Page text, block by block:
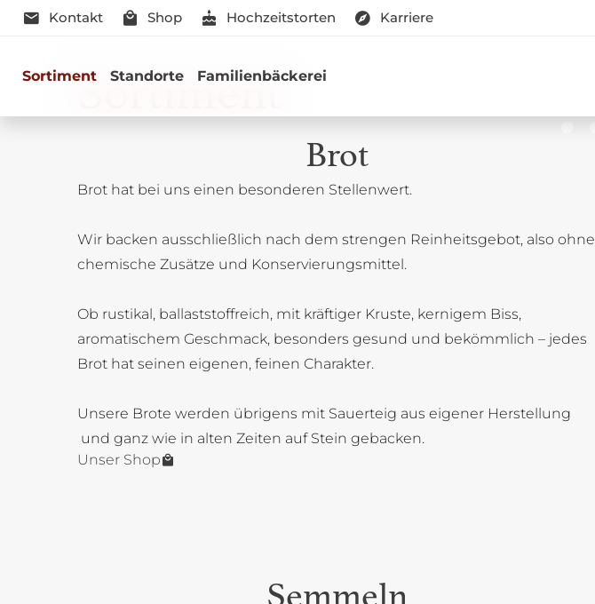
Kontakt Shop Hochzeitstorten Karriere
Sortiment Standorte Familienbäckerei
Sortiment
Herzhaft oder süß - Beste Qualität und Frische sind garantiert
Brot
Brot hat bei uns einen besonderen Stellenwert.
Wir backen ausschließlich nach dem strengen Reinheitsgebot, also ohne
chemische Zusätze und Konservierungsmittel.
Ob rustikal, ballaststoffreich, mit kräftiger Kruste, kernigem Biss,
aromatischem Geschmack, besonders gesund und bekömmlich – jedes
Brot hat seinen eigenen, feinen Charakter.
Unsere Brote werden übrigens mit Sauerteig aus eigener Herstellung
und ganz wie in alten Zeiten auf Stein gebacken.
Unser Shop
Semmeln